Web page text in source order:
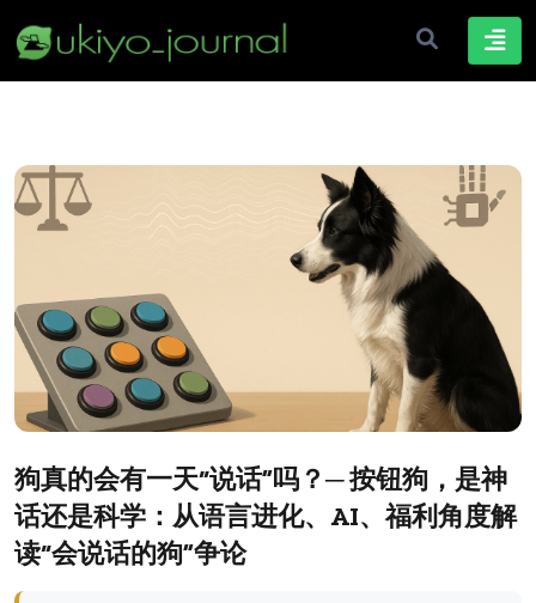
狗真的会有一天“说话”吗？─ 按钮狗，是神
话还是科学：从语言进化、AI、福利角度解
读“会说话的狗”争论